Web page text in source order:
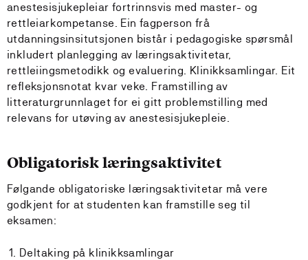
anestesisjukepleiar fortrinnsvis med master- og
rettleiarkompetanse. Ein fagperson frå
utdanningsinsitutsjonen bistår i pedagogiske spørsmål
inkludert planlegging av læringsaktivitetar,
rettleiingsmetodikk og evaluering. Klinikksamlingar. Eit
refleksjonsnotat kvar veke. Framstilling av
litteraturgrunnlaget for ei gitt problemstilling med
relevans for utøving av anestesisjukepleie.
Obligatorisk læringsaktivitet
Følgande obligatoriske læringsaktivitetar må vere
godkjent for at studenten kan framstille seg til
eksamen:
Deltaking på klinikksamlingar